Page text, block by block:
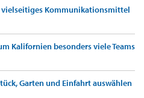
Kommunikationsmittel
Kalifornien besonders viele Teams
Garten und Einfahrt auswählen